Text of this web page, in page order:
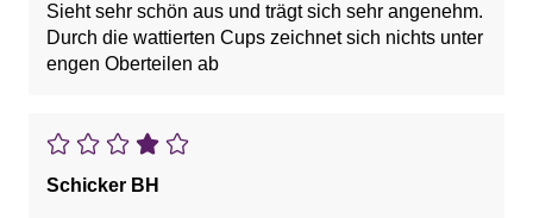
Sieht sehr schön aus und trägt sich sehr angenehm.
Durch die wattierten Cups zeichnet sich nichts unter
engen Oberteilen ab
Schicker BH